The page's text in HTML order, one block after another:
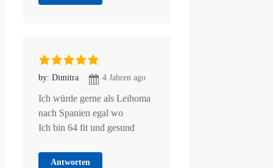
by: Dimitra 4 Jahren ago
Ich würde gerne als Leihoma
nach Spanien egal wo
Ich bin 64 fit und gesund
Antworten